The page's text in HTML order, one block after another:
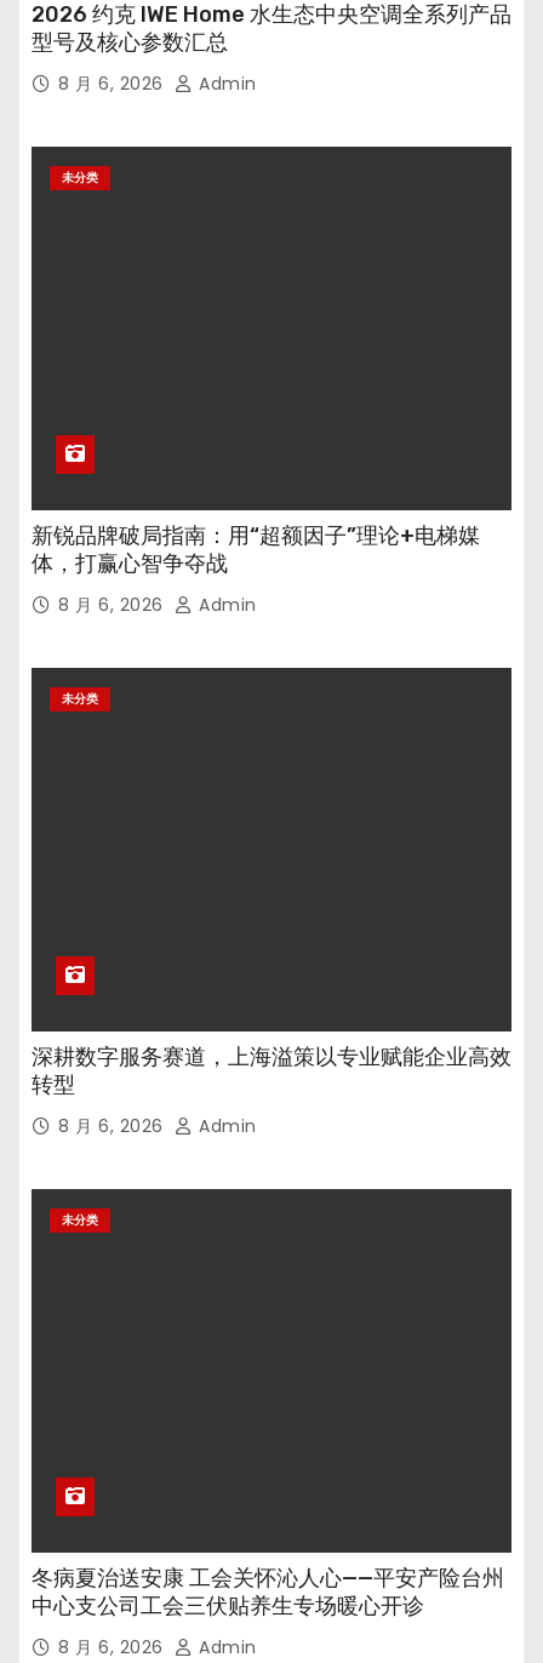
2026 约克 IWE Home 水生态中央空调全系列产品
型号及核心参数汇总
8 月 6, 2026 Admin
未分类
新锐品牌破局指南：用“超额因子”理论+电梯媒
体，打赢心智争夺战
8 月 6, 2026 Admin
未分类
深耕数字服务赛道，上海溢策以专业赋能企业高效
转型
8 月 6, 2026 Admin
未分类
冬病夏治送安康 工会关怀沁人心——平安产险台州
中心支公司工会三伏贴养生专场暖心开诊
8 月 6, 2026 Admin